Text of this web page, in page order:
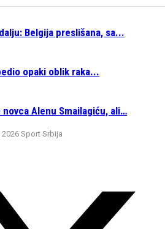
Belgija preslišana, sa...
opaki oblik raka...
Alenu Smailagiću, ali…
Sport Srbija